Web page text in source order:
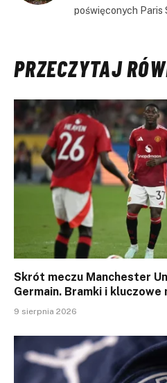
poświęconych Paris
PRZECZYTAJ
Skrót meczu Manchester
Germain. Bramki i
9 sierpnia 2026